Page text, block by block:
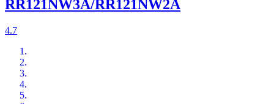
RR121NW3A/RR121NW2A
4.7